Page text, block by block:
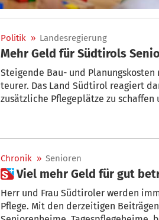
Politik » Landesregierung
Mehr Geld für Südtirols
Steigende Bau- und
teurer. Das Land Südtirol reagiert
zusätzliche Pflegeplätze zu
Chronik » Senioren
 Viel mehr Geld für gut
Herr und Frau Südtiroler werden immer
Pflege. Mit den derzeitigen Beiträgen des Landes sind Investitionen in